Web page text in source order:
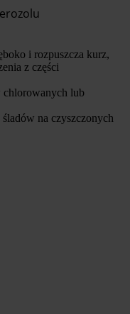
i rozpuszcza kurz,
z części
chlorowanych lub
na czyszczonych